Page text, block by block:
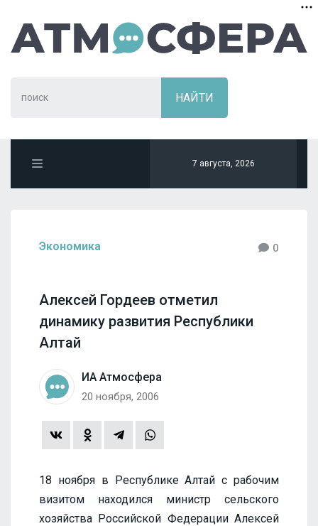
7 августа, 2026
Экономика 0
Алексей Гордеев отметил
динамику развития Республики
Алтай
ИА Атмосфера
20 ноября, 2006
18 ноября в Республике Алтай с рабочим
визитом находился министр сельского
хозяйства Российской Федерации Алексей